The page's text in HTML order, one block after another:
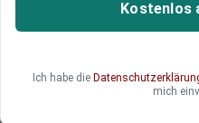
In Tschechien regt sich
gefährde die
der tschechische
Kostenlos
Ich habe die
mich